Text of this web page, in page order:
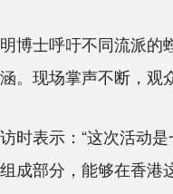
士呼吁不同流派的
。现场掌声不断，观
表示：“这次活动是
成部分，能够在香